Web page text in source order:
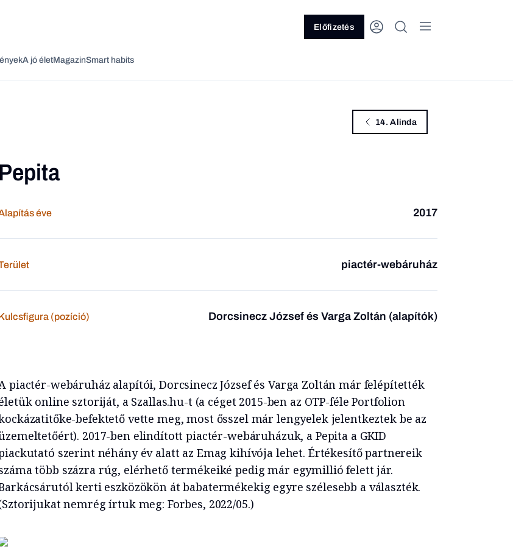
fedezze fel a következő témákat
Előfizetés
A jó életMagazinSmart habits
14. Alinda
Pepita
éve 2017
piactér-webáruház
(pozíció) Dorcsinecz József és Varga Zoltán (alapítók)
piactér-webáruház alapítói, Dorcsinecz József és Varga Zoltán már felépítették
online sztoriját, a Szallas.hu-t (a céget 2015-ben az OTP-féle Portfolion
befektető vette meg, most ősszel már lengyelek jelentkeztek be az
2017-ben elindított piactér-webáruházuk, a Pepita a GKID
szerint néhány év alatt az Emag kihívója lehet. Értékesítő partnereik
több százra rúg, elérhető termékeiké pedig már egymillió felett jár.
kerti eszközökön át babatermékekig egyre szélesebb a választék.
nemrég írtuk meg: Forbes, 2022/05.)